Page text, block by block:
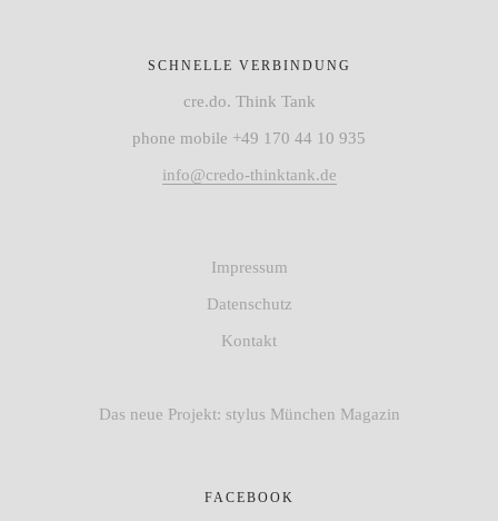
SCHNELLE VERBINDUNG
cre.do. Think Tank
phone mobile +49 170 44 10 935
info@credo-thinktank.de
Impressum
Datenschutz
Kontakt
Das neue Projekt: stylus München Magazin
FACEBOOK